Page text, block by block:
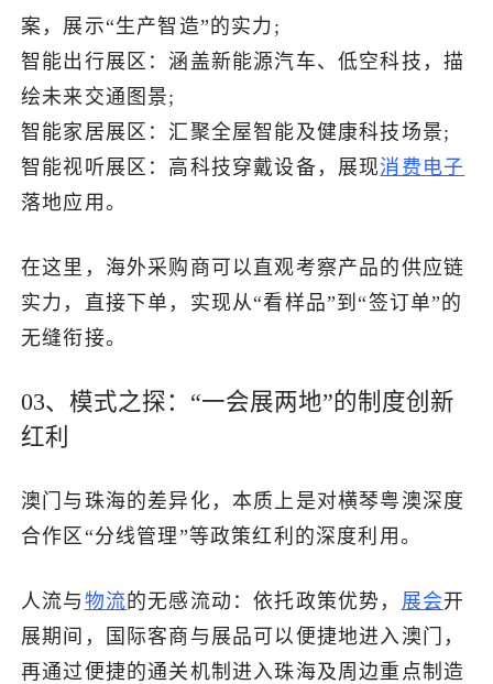
案，展示“生产智造”的实力;
智能出行展区：涵盖新能源汽车、低空科技，描
绘未来交通图景;
智能家居展区：汇聚全屋智能及健康科技场景;
智能视听展区：高科技穿戴设备，展现消费电子
落地应用。
在这里，海外采购商可以直观考察产品的供应链
实力，直接下单，实现从“看样品”到“签订单”的
无缝衔接。
03、模式之探：“一会展两地”的制度创新
红利
澳门与珠海的差异化，本质上是对横琴粤澳深度
合作区“分线管理”等政策红利的深度利用。
人流与 物流的无感流动：依托政策优势， 展会开
展期间，国际客商与展品可以便捷地进入澳门，
再通过便捷的通关机制进入珠海及周边重点制造